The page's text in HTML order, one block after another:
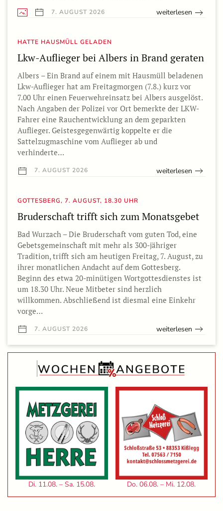
7. AUGUST 2026 weiterlesen
HATTE HAUSMÜLL GELADEN
Lkw-Auflieger bei Albers in Brand geraten
Albers – Ein Brand auf einem mit Hausmüll beladenen
Lkw-Auflieger hat am Freitagmorgen (7.8.) kurz vor
7.00 Uhr einen Feuerwehreinsatz bei Albers ausgelöst.
Nach Angaben der Polizei vor Ort bemerkte der LKW-
Fahrer eine Rauchentwicklung an dem geparkten
Auflieger. Geistesgegenwärtig koppelte er die
Sattelzugmaschine vom Auflieger ab und
verhinderte…
7. AUGUST 2026 weiterlesen
GOTTESBERG, 7. AUGUST, 18.30 UHR
Bruderschaft trifft sich zum Monatsgebet
Bad Wurzach – Die Bruderschaft vom guten Tod, eine
Gebetsgemeinschaft mit mehr als 300-jähriger
Tradition, trifft sich am heutigen Freitag, 7. August, zu
ihrer monatlichen Andacht auf dem Gottesberg.
Beginn des etwa 20-minütigen Wortgottesdienstes ist
um 18.30 Uhr. Neue Mitbeter sind herzlich
willkommen. Abschließend ist diesmal eine Einkehr
vorge…
7. AUGUST 2026 weiterlesen
Di. 11.08. – Sa. 15.08. Do. 06.08. – Mi. 12.08.